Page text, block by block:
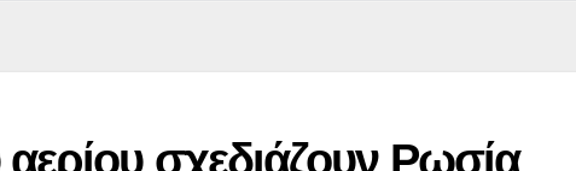
σχεδιάζουν Ρωσία